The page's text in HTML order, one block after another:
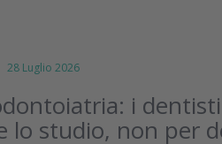
28 Luglio 2026
i
lo studio, non per